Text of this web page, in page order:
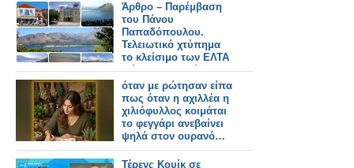
Άρθρο – Παρέμβαση
του Πάνου
Παπαδόπουλου.
Τελειωτικό χτύπημα
το κλείσιμο των ΕΛΤΑ
Μύτικα! Χερσαία
Ζώνη Λιμένα –
Τοποθέτηση νέας
προβλήτας και
Κοινοτικό Γραφείο,
δεν μπορούν άλλο να
περιμένουν!
όταν με ρώτησαν είπα
πως όταν η αχιλλέα η
χιλιόφυλλος κοιμάται
το φεγγάρι ανεβαίνει
ψηλά στον ουρανό…
Τέρενς Κουίκ σε